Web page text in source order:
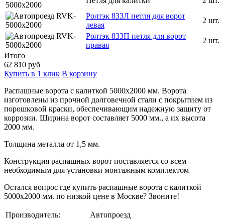
Ролтэк 833Л петля для ворот
левая
2 шт.
Ролтэк 833П петля для ворот
правая
2 шт.
Итого
62 810 руб
Купить в 1 клик В корзину
Распашные ворота с калиткой 5000х2000 мм. Ворота
изготовлены из прочной долговечной стали с покрытием из
порошковой краски, обеспечивающим надежную защиту от
коррозии. Ширина ворот составляет 5000 мм., а их высота
2000 мм.
Толщина металла от 1,5 мм.
Конструкция распашных ворот поставляется со всем
необходимым для установки монтажным комплектом
Остался вопрос где купить распашные ворота с калиткой
5000x2000 мм. по низкой цене в Москве? Звоните!
Производитель:
Автопроезд